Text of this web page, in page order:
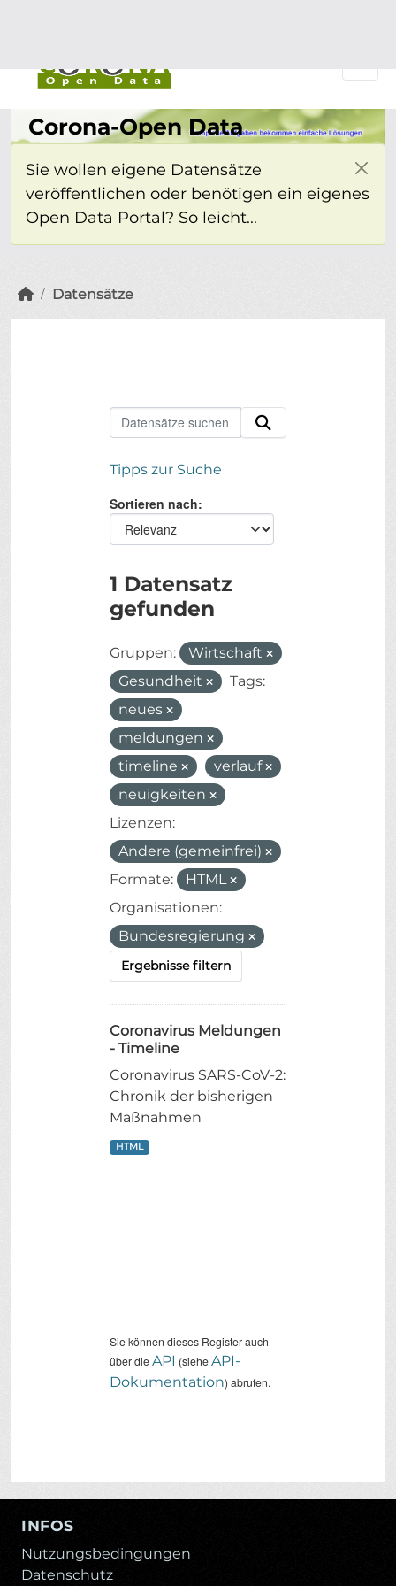
Corona-Open Data
Sie wollen eigene Datensätze
veröffentlichen oder benötigen ein eigenes
Open Data Portal? So leicht...
Datensätze
Tipps zur Suche
Sortieren nach
1 Datensatz
gefunden
Gruppen:
Wirtschaft
Gesundheit
Tags:
neues
meldungen
timeline
verlauf
neuigkeiten
Lizenzen:
Andere (gemeinfrei)
Formate:
HTML
Organisationen:
Bundesregierung
Ergebnisse filtern
Coronavirus Meldungen
- Timeline
Coronavirus SARS-CoV-2:
Chronik der bisherigen
Maßnahmen
HTML
Sie können dieses Register auch
über dieAPI (sieheAPI-
Dokumentation) abrufen.
INFOS
Nutzungsbedingungen
Datenschutz